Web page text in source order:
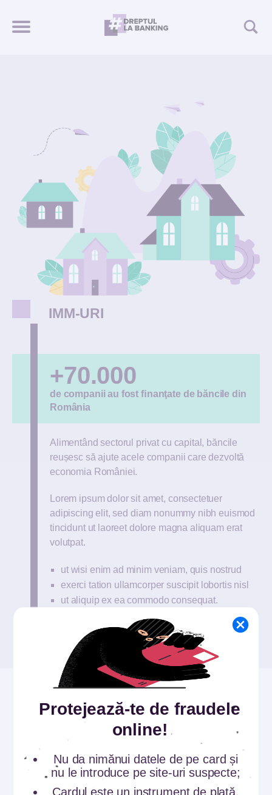
IMM-URI
+70.000
de companii au fost ﬁnanţate de băncile din
România
Alimentând sectorul privat cu capital, băncile
reușesc să ajute acele companii care dezvoltă
economia României.
Lorem ipsum dolor sit amet, consectetuer
adipiscing elit, sed diam nonummy nibh euismod
tincidunt ut laoreet dolore magna aliquam erat
volutpat.
ut wisi enim ad minim veniam, quis nostrud
exerci tation ullamcorper suscipit lobortis nisl
ut aliquip ex ea commodo consequat.
Protejează-te de fraudele
online!
Nu da nimănui datele de pe card și
nu le introduce pe site-uri suspecte;
Cardul este un instrument de plată,